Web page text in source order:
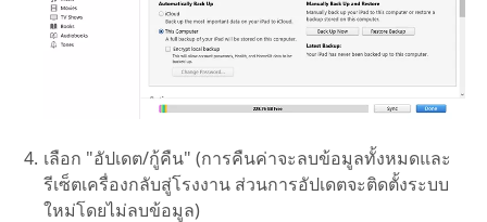
เลือก "อัปเดต/กู้คืน" (การคืนค่าจะลบข้อมูลทั้งหมดและ
รีเซ็ตเครื่องกลับสู่โรงงาน ส่วนการอัปเดตจะติดตั้งระบบ
ใหม่โดยไม่ลบข้อมูล)